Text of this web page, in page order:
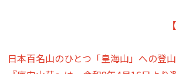
日本百名山のひとつ「皇海山」への登